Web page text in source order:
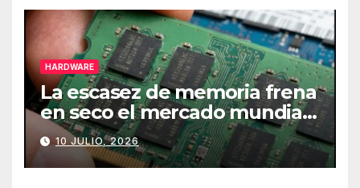
HARDWARE
La escasez de memoria frena
en seco el mercado mundial
de PCs
10 JULIO, 2026